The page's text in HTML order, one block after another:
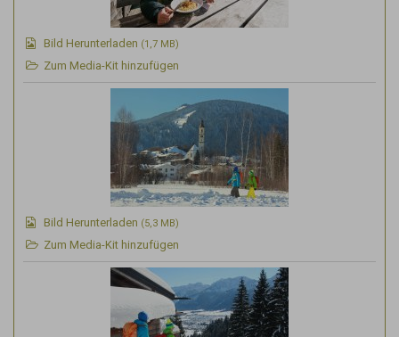
Bild Herunterladen (1,7 MB)
Zum Media-Kit hinzufügen
Bild Herunterladen (5,3 MB)
Zum Media-Kit hinzufügen